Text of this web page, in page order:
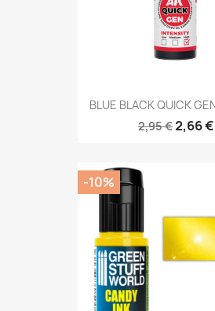
BLUE BLACK QUICK
2,95 €2,66 €
-10%